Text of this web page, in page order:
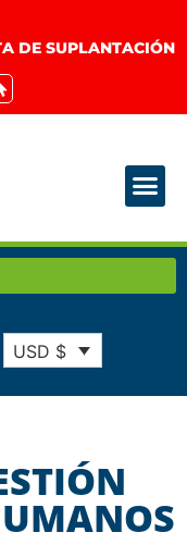
DE SUPLANTACIÓN
USD $